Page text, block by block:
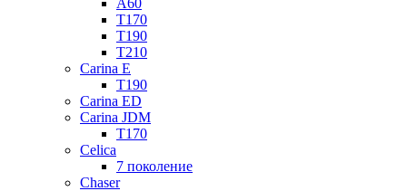
A60
T170
T190
T210
Carina E
T190
Carina ED
Carina JDM
T170
Celica
7 поколение
Chaser